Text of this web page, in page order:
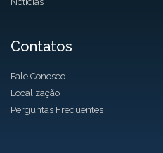
Contatos
Fale Conosco
Localização
Perguntas Frequentes